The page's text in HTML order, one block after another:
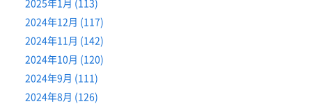
2025年1月 (113)
2024年12月 (117)
2024年11月 (142)
2024年10月 (120)
2024年9月 (111)
2024年8月 (126)